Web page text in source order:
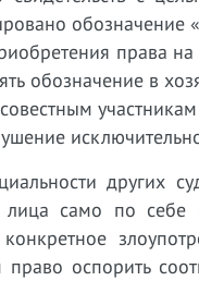
права
обозначение в
других
само по себе
оспорить